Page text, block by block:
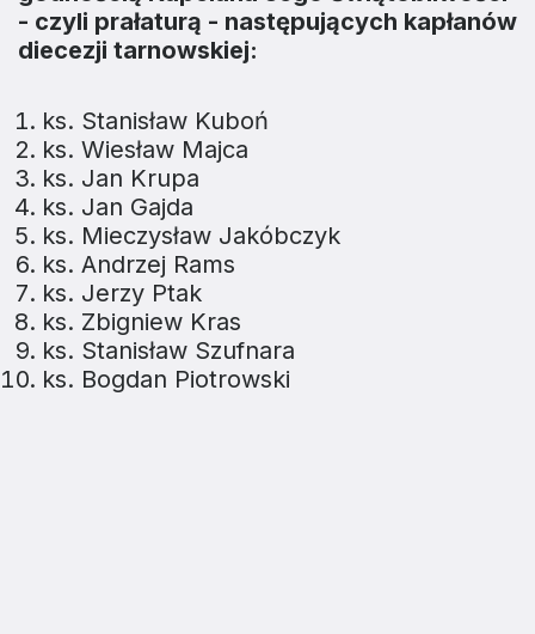
- czyli prałaturą - następujących kapłanów
diecezji tarnowskiej:
ks. Stanisław Kuboń
ks. Wiesław Majca
ks. Jan Krupa
ks. Jan Gajda
ks. Mieczysław Jakóbczyk
ks. Andrzej Rams
ks. Jerzy Ptak
ks. Zbigniew Kras
ks. Stanisław Szufnara
ks. Bogdan Piotrowski